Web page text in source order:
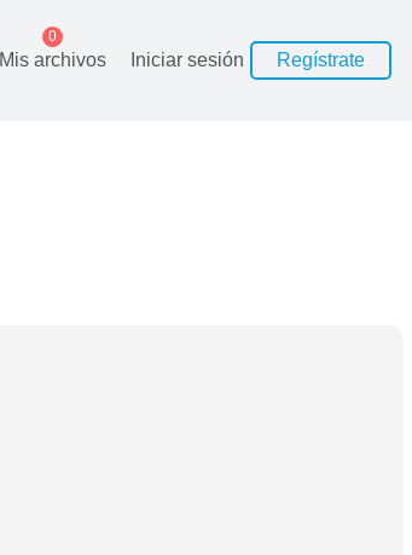
Mis archivos
0
Iniciar sesión Regístrate